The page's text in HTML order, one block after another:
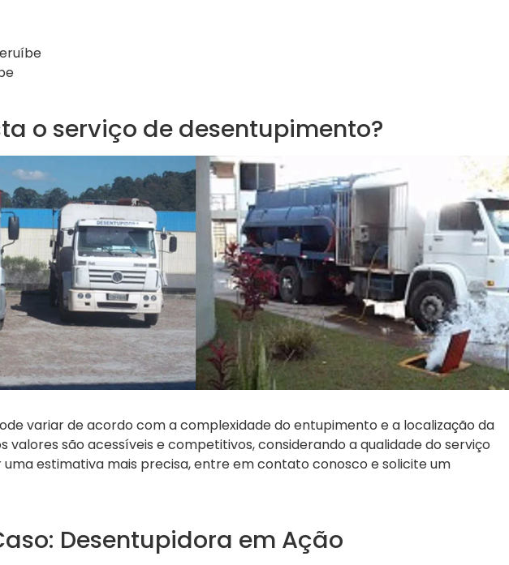
o serviço de desentupimento?
variar de acordo com a complexidade do entupimento e a localização da
valores são acessíveis e competitivos, considerando a qualidade do serviço
estimativa mais precisa, entre em contato conosco e solicite um
Desentupidora em Ação